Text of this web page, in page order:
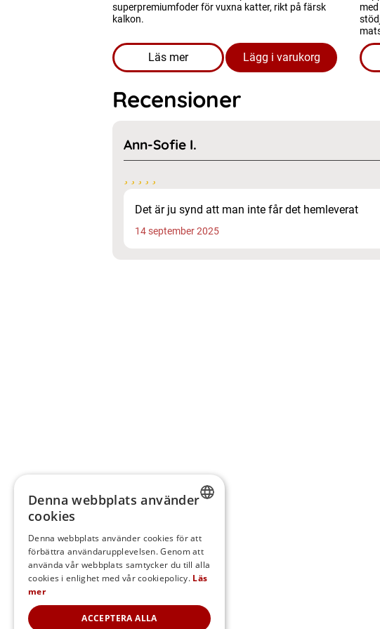
superpremiumfoder för vuxna katter, rikt på färsk
kalkon.
Läs mer
om produkten FYND Kattmat - Fresh
Lägg i varukorg
Recensioner
Ann-Sofie I.
Det är ju synd att man inte får det hemleverat
14 september 2025
FINNISH
DANISH
Denna webbplats använder
cookies
Denna webbplats använder cookies för att
förbättra användarupplevelsen. Genom att
använda vår webbplats samtycker du till alla
cookies i enlighet med vår cookiepolicy. Läs
mer
ACCEPTERA ALLA